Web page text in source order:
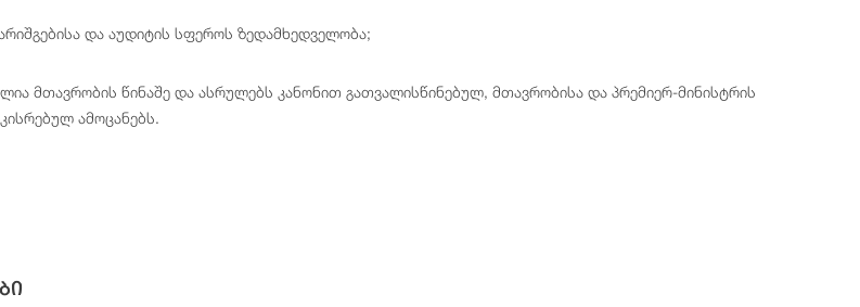
და აუდიტის სფეროს ზედამხედველობა;
მთავრობის წინაშე და ასრულებს კანონით გათვალისწინებულ, მთავრობისა და პრემიერ-მინისტრის
ამოცანებს.